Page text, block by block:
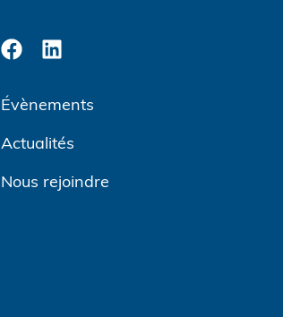
Évènements
Actualités
Nous rejoindre